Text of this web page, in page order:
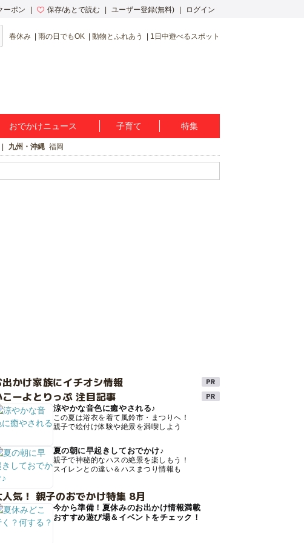
ーポン 保存/あとで読む ユーザー登録(無料) ログイン
春休み 雨の日でもOK 動物とふれあう 1日中遊べるスポット
おでかけニュース 子育て 特集
九州・沖縄 福岡
出かけ家族にイチオシ情報
こーよとりっぷ 注目記事
涼やかな音色に癒やされる♪
この夏は浴衣を着て風鈴市・まつりへ！
親子で絵付け体験や絶景を満喫しよう
夏の朝に早起きしておでかけ♪
親子で神秘的なハスの絶景を楽しもう！
スイレンとの違い＆ハスまつり情報も
人気！ 親子のおでかけ特集 8月
今から準備！夏休みのお出かけ情報満載
おすすめ遊び場＆イベントをチェック！